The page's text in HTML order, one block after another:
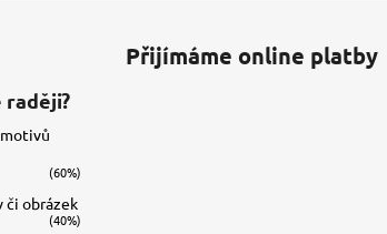
(60%)
či obrázek
(40%)
Přijímáme online platby